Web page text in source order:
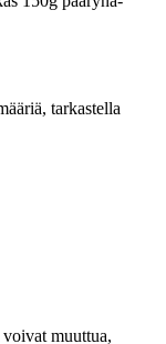
tarkastella
muuttua,